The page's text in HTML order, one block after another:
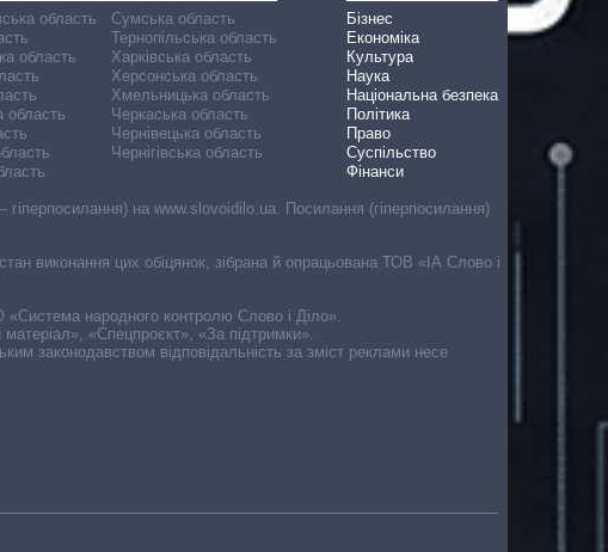
область
область
область
Сумська область
Тернопільська область
Харківська область
Херсонська область
Хмельницька область
Черкаська область
Чернівецька область
Чернігівська область
Бізнес
Економіка
Культура
Наука
Національна безпека
Політика
Право
Суспільство
Фінанси
на www.slovoidilo.ua. Посилання (гіперпосилання)
виконання цих обіцянок, зібрана й опрацьована ТОВ «ІА Слово і
«Система народного контролю Слово і Діло».
«Спецпроєкт», «За підтримки».
законодавством відповідальність за зміст реклами несе